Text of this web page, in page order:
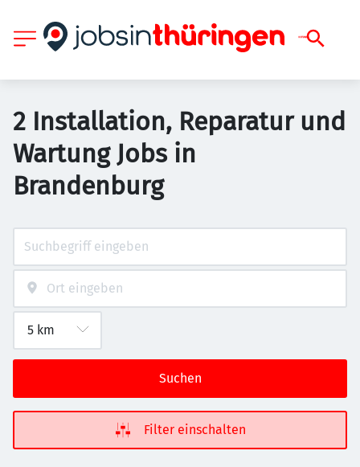
2 Installation, Reparatur und
Wartung Jobs in
Brandenburg
Suchen
Filter einschalten